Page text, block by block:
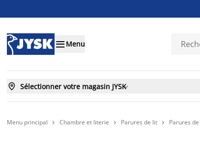
Menu
 Sélectionner votre magasin JYSK
Menu principal  Chambre et literie  Parures de lit  Parures